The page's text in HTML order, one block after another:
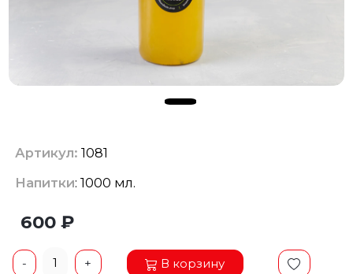
Артикул: 1081
Напитки: 1000 мл.
600 ₽
- 1 + В корзину